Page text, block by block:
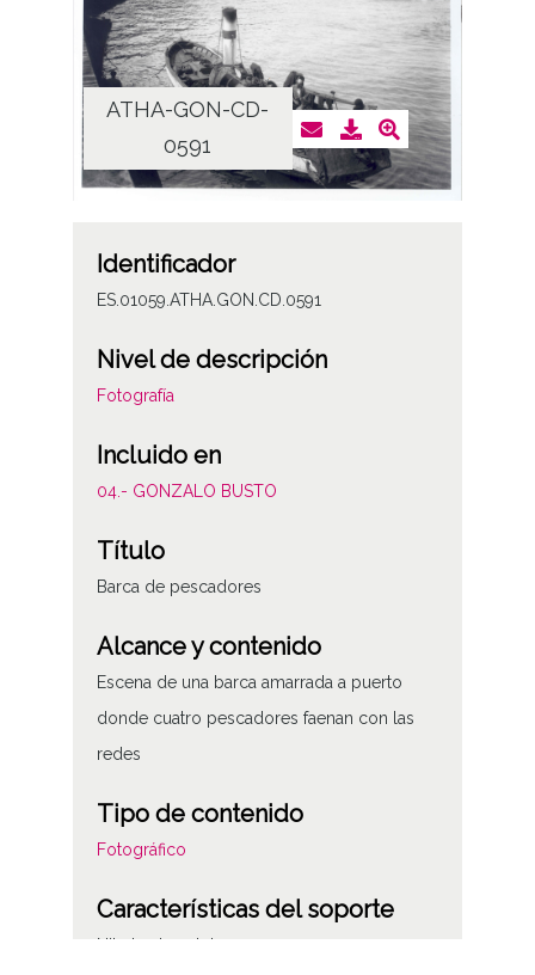
ATHA-GON-CD-
0591
Identificador
ES.01059.ATHA.GON.CD.0591
Nivel de descripción
Fotografía
Incluido en
04.- GONZALO BUSTO
Título
Barca de pescadores
Alcance y contenido
Escena de una barca amarrada a puerto
donde cuatro pescadores faenan con las
redes
Tipo de contenido
Fotográfico
Características del soporte
Nitrato de celulosa